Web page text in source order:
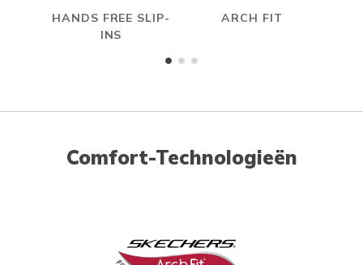
HANDS FREE SLIP-
INS
ARCH FIT
Comfort-Technologieën